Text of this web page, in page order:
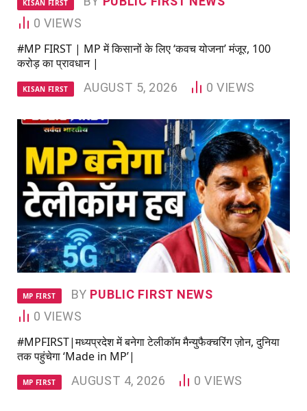
KISAN FIRST
0 VIEWS
#MP FIRST | MP में किसानों के लिए ‘कवच योजना’ मंजूर, 100
करोड़ का प्रावधान |
KISAN FIRST AUGUST 5, 2026 0VIEWS
MP FIRST BY PUBLIC FIRST NEWS
0 VIEWS
#MPFIRST|मध्यप्रदेश में बनेगा टेलीकॉम मैन्युफैक्चरिंग ज़ोन, दुनिया
तक पहुंचेगा ‘Made in MP’|
MP FIRST AUGUST 4, 2026 0VIEWS